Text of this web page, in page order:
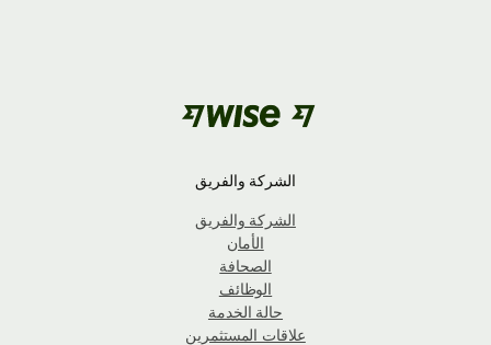
الشركة والفريق
الشركة والفريق
الأمان
الصحافة
الوظائف
حالة الخدمة
علاقات المستثمرين